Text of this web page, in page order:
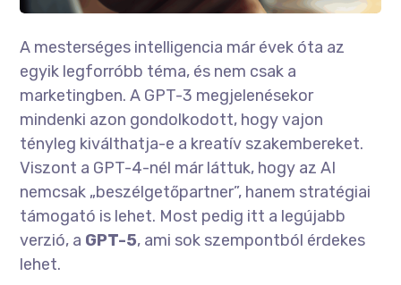
A mesterséges intelligencia már évek óta az
egyik legforróbb téma, és nem csak a
marketingben. A GPT-3 megjelenésekor
mindenki azon gondolkodott, hogy vajon
tényleg kiválthatja-e a kreatív szakembereket.
Viszont a GPT-4-nél már láttuk, hogy az AI
nemcsak „beszélgetőpartner”, hanem stratégiai
támogató is lehet. Most pedig itt a legújabb
verzió, a GPT-5, ami sok szempontból érdekes
lehet.